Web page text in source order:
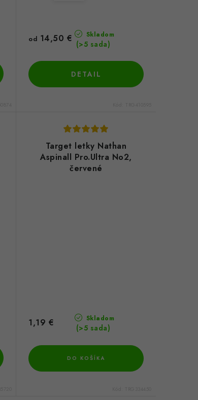
Skladom
(>5 sada)
od 14,50 €
DETAIL
Target letky Nathan
Aspinall Pro.Ultra No2,
červené
Skladom
(>5 sada)
1,19 €
DO KOŠÍKA